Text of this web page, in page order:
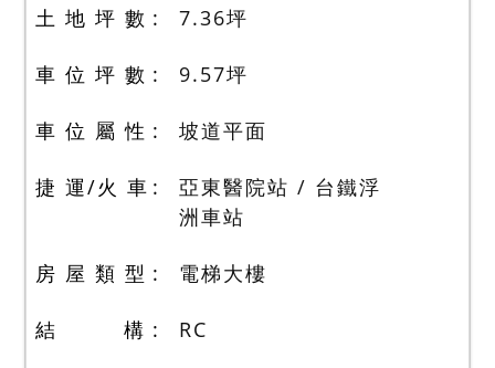
土 地 坪 數 7.36坪
車 位 坪 數 9.57坪
車 位 屬 性 坡道平面
捷 運/火 車
亞東醫院站 / 台鐵浮
洲車站
房 屋 類 型 電梯大樓
結 構 RC